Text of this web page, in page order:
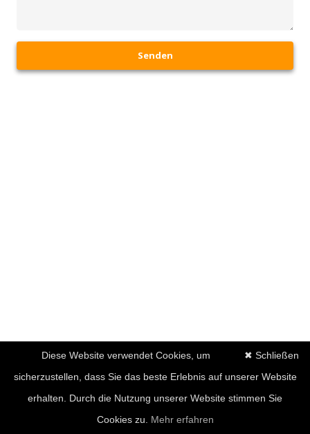
Senden
✖ Schließen
Diese Website verwendet Cookies, um
sicherzustellen, dass Sie das beste Erlebnis auf unserer Website
erhalten. Durch die Nutzung unserer Website stimmen Sie
Cookies zu. Mehr erfahren